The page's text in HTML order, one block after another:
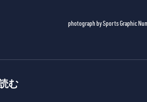
photograph by Sports Graphic
む